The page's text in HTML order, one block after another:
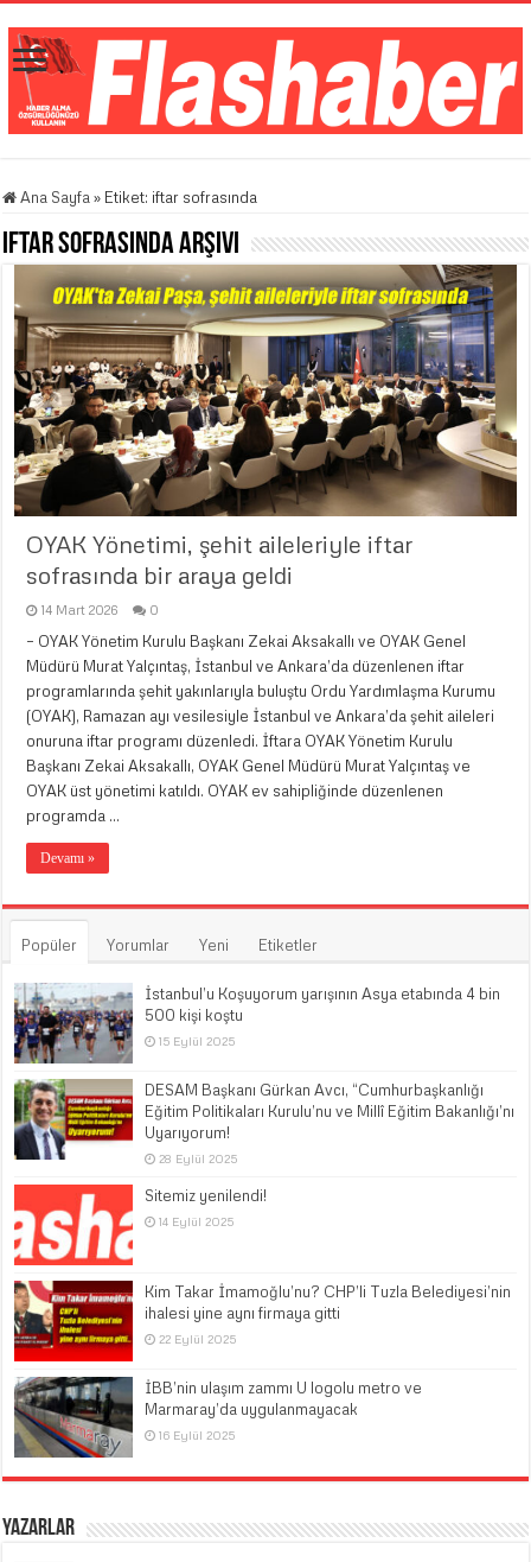
Ana Sayfa » Etiket: iftar sofrasında
iftar sofrasındaArşivi
OYAK Yönetimi, şehit aileleriyle iftar
sofrasında bir araya geldi
14 Mart 2026 0
– OYAK Yönetim Kurulu Başkanı Zekai Aksakallı ve OYAK Genel
Müdürü Murat Yalçıntaş, İstanbul ve Ankara’da düzenlenen iftar
programlarında şehit yakınlarıyla buluştu Ordu Yardımlaşma Kurumu
(OYAK), Ramazan ayı vesilesiyle İstanbul ve Ankara’da şehit aileleri
onuruna iftar programı düzenledi. İftara OYAK Yönetim Kurulu
Başkanı Zekai Aksakallı, OYAK Genel Müdürü Murat Yalçıntaş ve
OYAK üst yönetimi katıldı. OYAK ev sahipliğinde düzenlenen
programda …
Devamı »
Popüler Yorumlar Yeni Etiketler
İstanbul’u Koşuyorum yarışının Asya etabında 4 bin
500 kişi koştu
15 Eylül 2025
DESAM Başkanı Gürkan Avcı, “Cumhurbaşkanlığı
Eğitim Politikaları Kurulu’nu ve Millî Eğitim Bakanlığı’nı
Uyarıyorum!
28 Eylül 2025
Sitemiz yenilendi!
14 Eylül 2025
Kim Takar İmamoğlu’nu? CHP’li Tuzla Belediyesi’nin
ihalesi yine aynı firmaya gitti
22 Eylül 2025
İBB’nin ulaşım zammı U logolu metro ve
Marmaray’da uygulanmayacak
16 Eylül 2025
Yazarlar